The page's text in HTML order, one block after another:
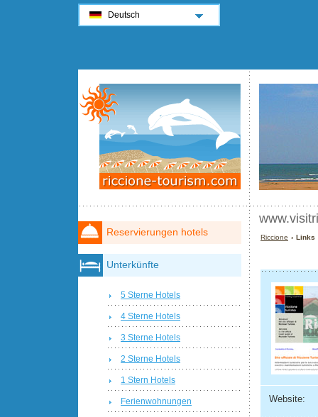
Riccione › Links
Website:
Reservierungen hotels
Unterkünfte
5 Sterne Hotels
4 Sterne Hotels
3 Sterne Hotels
2 Sterne Hotels
1 Stern Hotels
Ferienwohnungen
Deutsch